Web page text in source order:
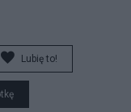
Lubię to!